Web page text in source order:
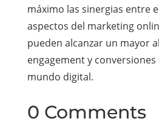
máximo las sinergias entre
aspectos del marketing
pueden alcanzar un mayor
engagement y
mundo digital.
0 Comments